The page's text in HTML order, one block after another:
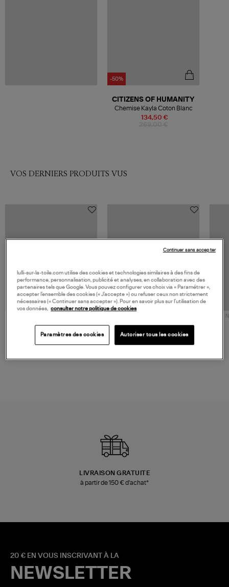
-50%
134,50 €
CITIZENS OF HUMANITY
Chemise Kayla Coton Blanc
VOS DERNIERS PRODUITS VUS
JEROME DREYFUSS
Sac Bobi S Cuir Lamé
TORAL
Mocassins Killian Sport
LIVRAISON GRATUITE
à partir de 150 € d'achat*
20 € EN VOUS INSCRIVANT À LA
NEWSLETTER
lulli-sur-la-toile.com utilise des cookies et technologies similaires à des fins de
performance, personnalisation, publicité et analyses, en collaboration avec des
partenaires tels que Google. Vous pouvez configurer vos choix via « Paramétrer »,
accepter l’ensemble des cookies (« J’accepte ») ou refuser ceux non strictement
nécessaires (« Continuer sans accepter »). Pour en savoir plus sur l’utilisation de
vos données, consulter notre politique de cookies
Paramètres des cookies Autoriser tous les cookies
Continuer sans accepter